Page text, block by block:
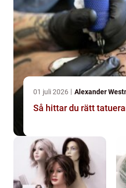
01 juli 2026 Alexander
Så hittar du rätt